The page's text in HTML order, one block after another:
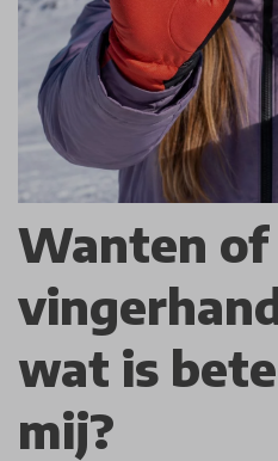
Wanten of
wat is
mij?